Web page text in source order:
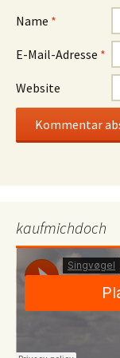
Name *
E-Mail-Adresse *
Website
kaufmichdoch